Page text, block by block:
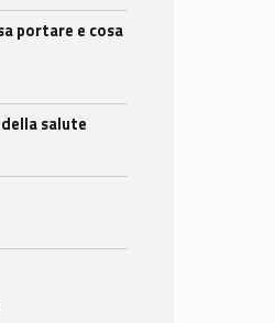
portare e cosa
salute